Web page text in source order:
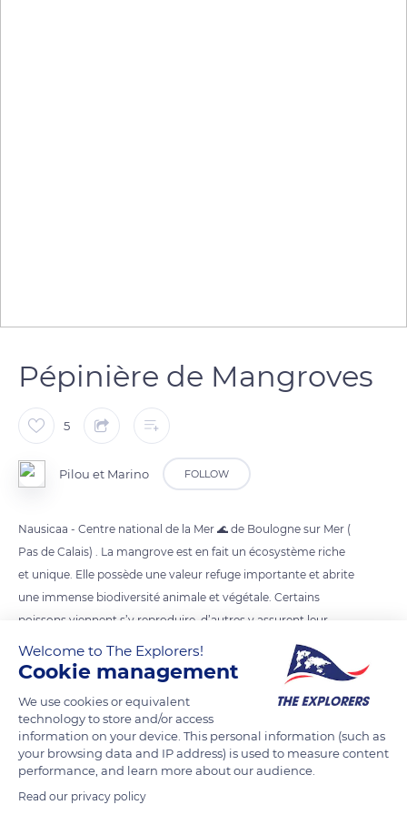
Pépinière de Mangroves
5
Pilou et Marino FOLLOW
Nausicaa - Centre national de la Mer 🌊 de Boulogne sur Mer (
Pas de Calais) . La mangrove est en fait un écosystème riche
et unique. Elle possède une valeur refuge importante et abrite
une immense biodiversité animale et végétale. Certains
poissons viennent s’y reproduire, d’autres y assurent leur
croissance. Elle contribue grandement à préserver
l’environnement du réchauffement climatique.
C’est également une protection, car elle absorbe les vagues,
et protège contre l’érosion et limite largement les effets
dévastateurs des inondations, des ouragans et même des
tsunamis. Les assèchements des sols rend donc plus
importants certains risques liés au changement climatique.
Welcome to The Explorers!
Cookie management
We use cookies or equivalent
technology to store and/or access
information on your device. This personal information (such as
your browsing data and IP address) is used to measure content
performance, and learn more about our audience.
Read our privacy policy